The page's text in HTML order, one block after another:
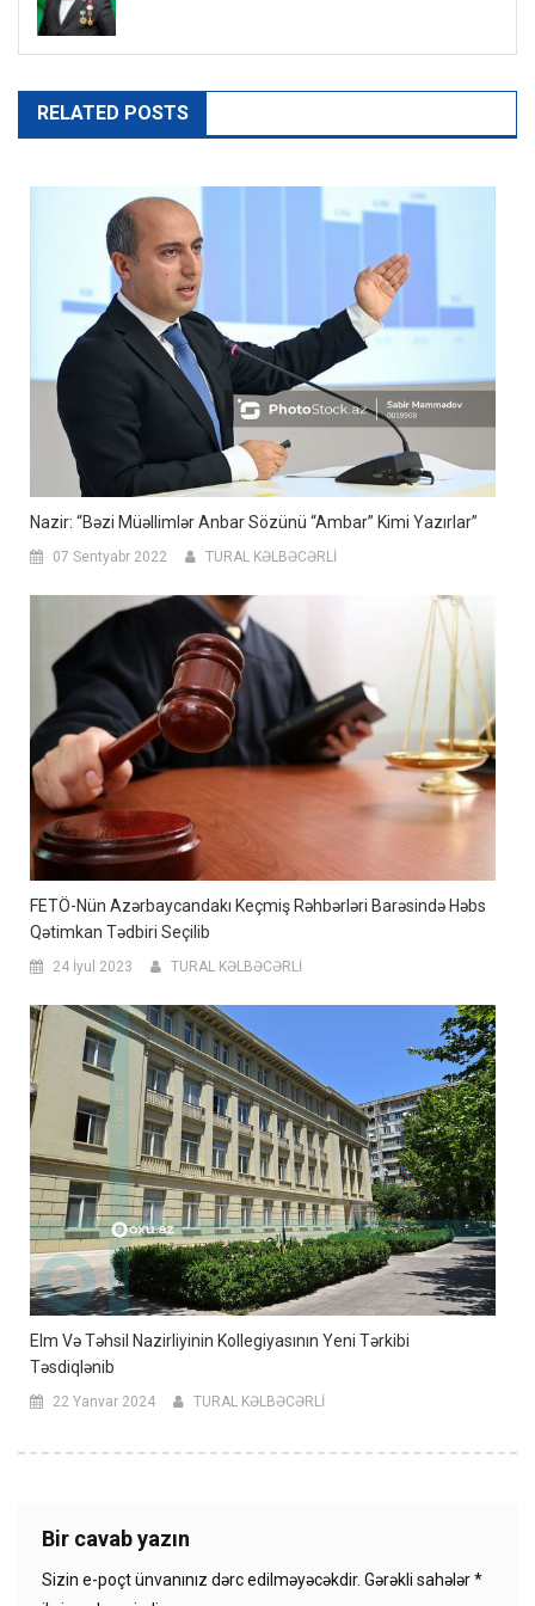
RELATED POSTS
Nazir: “Bəzi Müəllimlər Anbar Sözünü “ambar” Kimi Yazırlar”
07 Sentyabr 2022 TURAL KƏLBƏCƏRLİ
FETÖ-Nün Azərbaycandakı Keçmiş Rəhbərləri Barəsində Həbs
Qətimkan Tədbiri Seçilib
24 İyul 2023 TURAL KƏLBƏCƏRLİ
Elm Və Təhsil Nazirliyinin Kollegiyasının Yeni Tərkibi
Təsdiqlənib
22 Yanvar 2024 TURAL KƏLBƏCƏRLİ
Bir cavab yazın
Sizin e-poçt ünvanınız dərc edilməyəcəkdir. Gərəkli sahələr*